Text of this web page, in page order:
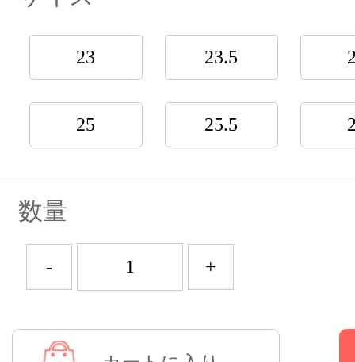
23 23.5
25 25.5
数量
- +